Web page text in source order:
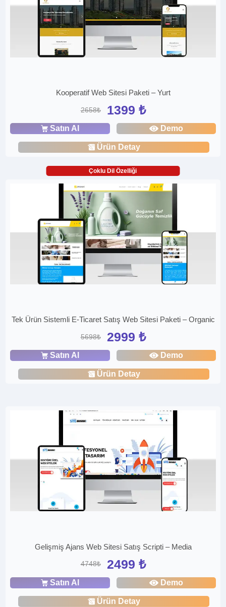
Kooperatif Web Sitesi Paketi – Yurt
2658₺ 1399 ₺
Satın Al Demo
Ürün Detay
Çoklu Dil Özelliği
Tek Ürün Sistemli E-Ticaret Satış Web Sitesi Paketi – Organic
5698₺ 2999 ₺
Satın Al Demo
Ürün Detay
Gelişmiş Ajans Web Sitesi Satış Scripti – Media
4748₺ 2499 ₺
Satın Al Demo
Ürün Detay